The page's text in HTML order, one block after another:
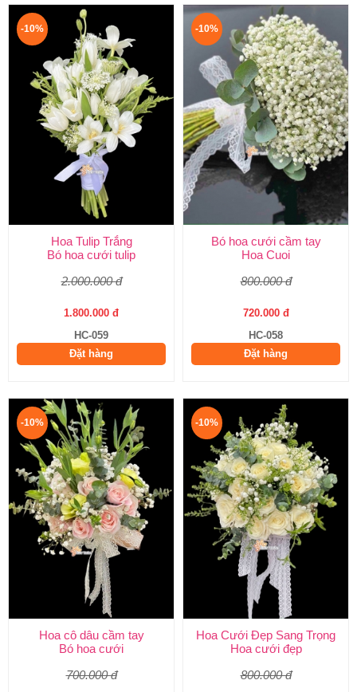
-10%
Hoa Tulip Trắng
Bó hoa cưới tulip
2.000.000 đ
1.800.000 đ
HC-059
Đặt hàng
-10%
Bó hoa cưới cầm tay
Hoa Cuoi
800.000 đ
720.000 đ
HC-058
Đặt hàng
-10%
Hoa cô dâu cầm tay
Bó hoa cưới
700.000 đ
-10%
Hoa Cưới Đẹp Sang Trọng
Hoa cưới đẹp
800.000 đ